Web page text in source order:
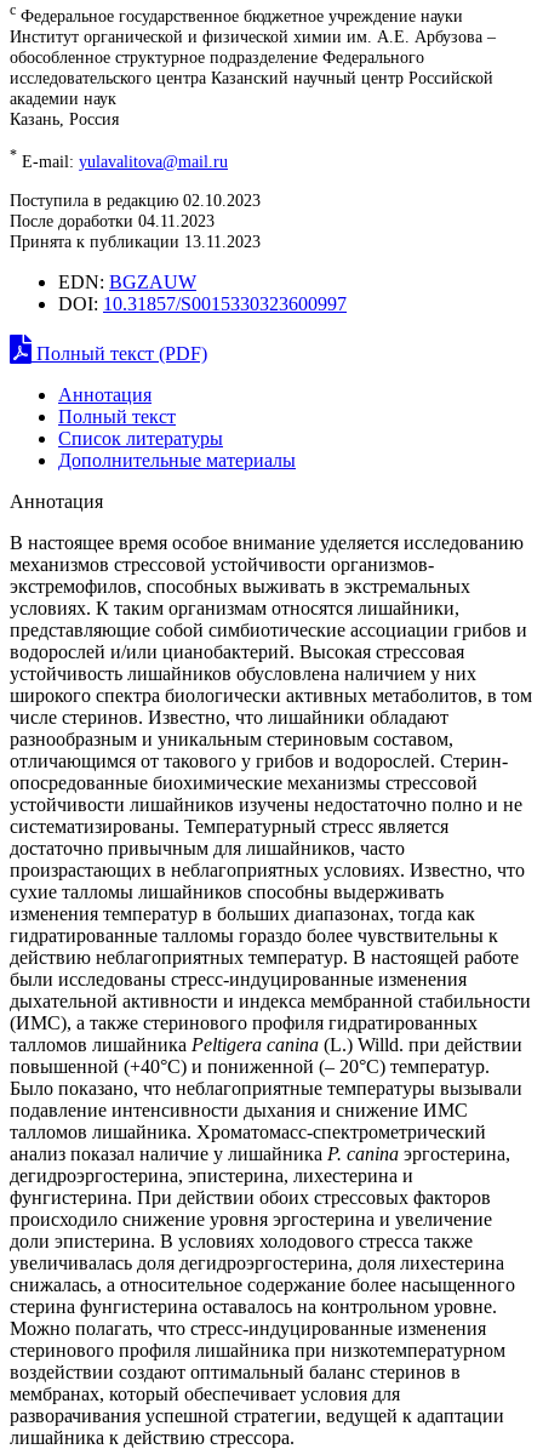
c Федеральное государственное бюджетное учреждение науки
Институт органической и физической химии им. А.Е. Арбузова –
обособленное структурное подразделение Федерального
исследовательского центра Казанский научный центр Российской
академии наук
Казань, Россия
* E-mail: yulavalitova@mail.ru
Поступила в редакцию 02.10.2023
После доработки 04.11.2023
Принята к публикации 13.11.2023
EDN: BGZAUW
DOI: 10.31857/S0015330323600997
Полный текст (PDF)
Аннотация
Полный текст
Список литературы
Дополнительные материалы
Аннотация
В настоящее время особое внимание уделяется исследованию
механизмов стрессовой устойчивости организмов-
экстремофилов, способных выживать в экстремальных
условиях. К таким организмам относятся лишайники,
представляющие собой симбиотические ассоциации грибов и
водорослей и/или цианобактерий. Высокая стрессовая
устойчивость лишайников обусловлена наличием у них
широкого спектра биологически активных метаболитов, в том
числе стеринов. Известно, что лишайники обладают
разнообразным и уникальным стериновым составом,
отличающимся от такового у грибов и водорослей. Стерин-
опосредованные биохимические механизмы стрессовой
устойчивости лишайников изучены недостаточно полно и не
систематизированы. Температурный стресс является
достаточно привычным для лишайников, часто
произрастающих в неблагоприятных условиях. Известно, что
сухие талломы лишайников способны выдерживать
изменения температур в больших диапазонах, тогда как
гидратированные талломы гораздо более чувствительны к
действию неблагоприятных температур. В настоящей работе
были исследованы стресс-индуцированные изменения
дыхательной активности и индекса мембранной стабильности
(ИМС), а также стеринового профиля гидратированных
талломов лишайника Peltigera canina (L.) Willd. при действии
повышенной (+40°С) и пониженной (– 20°С) температур.
Было показано, что неблагоприятные температуры вызывали
подавление интенсивности дыхания и снижение ИМС
талломов лишайника. Хроматомасс-спектрометрический
анализ показал наличие у лишайника P. canina эргостерина,
дегидроэргостерина, эпистерина, лихестерина и
фунгистерина. При действии обоих стрессовых факторов
происходило снижение уровня эргостерина и увеличение
доли эпистерина. В условиях холодового стресса также
увеличивалась доля дегидроэргостерина, доля лихестерина
снижалась, а относительное содержание более насыщенного
стерина фунгистерина оставалось на контрольном уровне.
Можно полагать, что стресс-индуцированные изменения
стеринового профиля лишайника при низкотемпературном
воздействии создают оптимальный баланс стеринов в
мембранах, который обеспечивает условия для
разворачивания успешной стратегии, ведущей к адаптации
лишайника к действию стрессора.